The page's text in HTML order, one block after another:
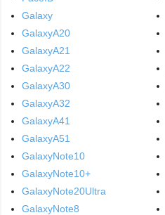
Galaxy
GalaxyA20
GalaxyA21
GalaxyA22
GalaxyA30
GalaxyA32
GalaxyA41
GalaxyA51
GalaxyNote10
GalaxyNote10+
GalaxyNote20Ultra
GalaxyNote8